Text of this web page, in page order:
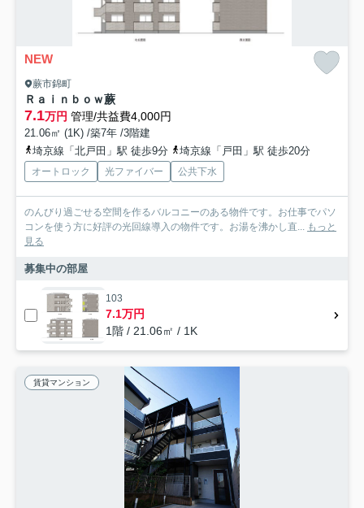
NEW
蕨市錦町
Ｒａｉｎｂｏｗ蕨
7.1万円 管理/共益費4,000円
21.06㎡ (1K) /築7年 /3階建
埼京線「北戸田」駅 徒歩9分
埼京線「戸田」駅 徒歩20分
オートロック 光ファイバー 公共下水
のんびり過ごせる空間を作るバルコニーのある物件です。お仕事でパソ
コンを使う方に好評の光回線導入の物件です。お湯を沸かし直... もっと
見る
募集中の部屋
103
7.1万円
1階 / 21.06㎡ / 1K
賃貸マンション